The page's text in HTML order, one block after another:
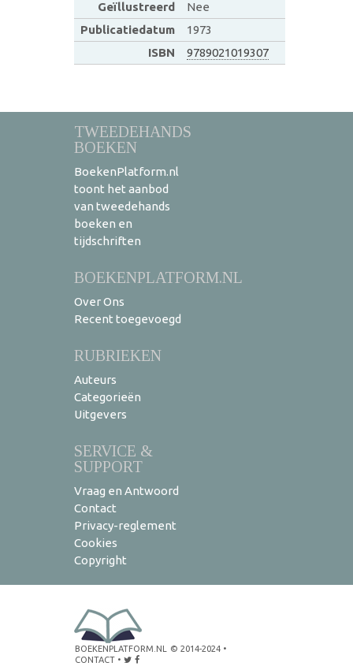
Geïllustreerd
Nee
Publicatiedatum
1973
ISBN
9789021019307
TWEEDEHANDS
BOEKEN
BoekenPlatform.nl
toont het aanbod
van tweedehands
boeken en
tijdschriften
BOEKENPLATFORM.NL
Over Ons
Recent toegevoegd
RUBRIEKEN
Auteurs
Categorieën
Uitgevers
SERVICE &
SUPPORT
Vraag en Antwoord
Contact
Privacy-reglement
Cookies
Copyright
BOEKENPLATFORM.NL © 2014-2024 •
CONTACT •